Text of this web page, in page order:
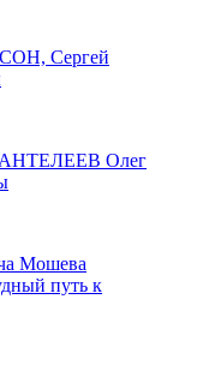
Сергей
Олег
Мошева
путь к